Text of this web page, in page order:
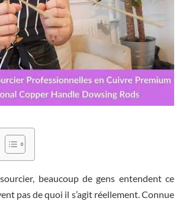
beaucoup de gens entendent ce
pas de quoi il s’agit réellement. Connue